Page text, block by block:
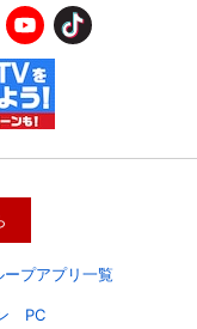
ープアプリ一覧
PC